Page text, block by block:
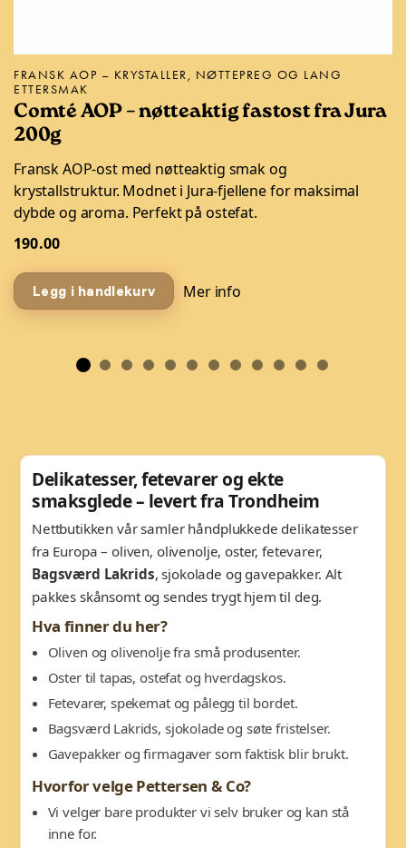
FRANSK AOP – KRYSTALLER, NØTTEPREG OG LANG
ETTERSMAK
Comté AOP – nøtteaktig fastost fra Jura
200g
Fransk AOP-ost med nøtteaktig smak og
krystallstruktur. Modnet i Jura-fjellene for maksimal
dybde og aroma. Perfekt på ostefat.
190.00
Legg i handlekurv Mer info
Delikatesser, fetevarer og ekte
smaksglede – levert fra Trondheim
Nettbutikken vår samler håndplukkede delikatesser
fra Europa – oliven, olivenolje, oster, fetevarer,
Bagsværd Lakrids, sjokolade og gavepakker. Alt
pakkes skånsomt og sendes trygt hjem til deg.
Hva finner du her?
Oliven og olivenolje fra små produsenter.
Oster til tapas, ostefat og hverdagskos.
Fetevarer, spekemat og pålegg til bordet.
Bagsværd Lakrids, sjokolade og søte fristelser.
Gavepakker og firmagaver som faktisk blir brukt.
Hvorfor velge Pettersen & Co?
Vi velger bare produkter vi selv bruker og kan stå
inne for.